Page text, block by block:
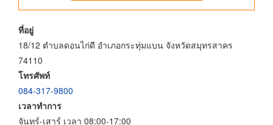
ที่อยู่
18/12 ตำบลดอนไก่ดี อำเภอกระทุ่มแบน จังหวัดสมุทรสาคร
74110
โทรศัพท์
084-317-9800
เวลาทำการ
จันทร์-เสาร์ เวลา 08:00-17:00